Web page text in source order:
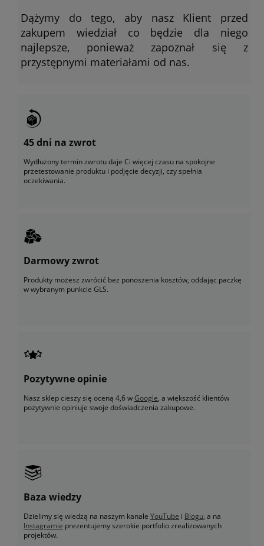
Dążymy do tego, aby nasz Klient przed
zakupem wiedział co będzie dla niego
najlepsze, ponieważ zapoznał się z
przystępnymi materiałami od nas.
45 dni na zwrot
Wydłużony termin zwrotu daje Ci więcej czasu na spokojne
przetestowanie produktu i podjęcie decyzji, czy spełnia
oczekiwania.
Darmowy zwrot
Produkty możesz zwrócić bez ponoszenia kosztów, oddając paczkę
w wybranym punkcie GLS.
Pozytywne opinie
Nasz sklep cieszy się oceną 4,6 wGoogle, a większość klientów
pozytywnie opiniuje swoje doświadczenia zakupowe.
Baza wiedzy
Dzielimy się wiedzą na naszym kanale YouTube i Blogu, a na
Instagramie prezentujemy szerokie portfolio zrealizowanych
projektów.